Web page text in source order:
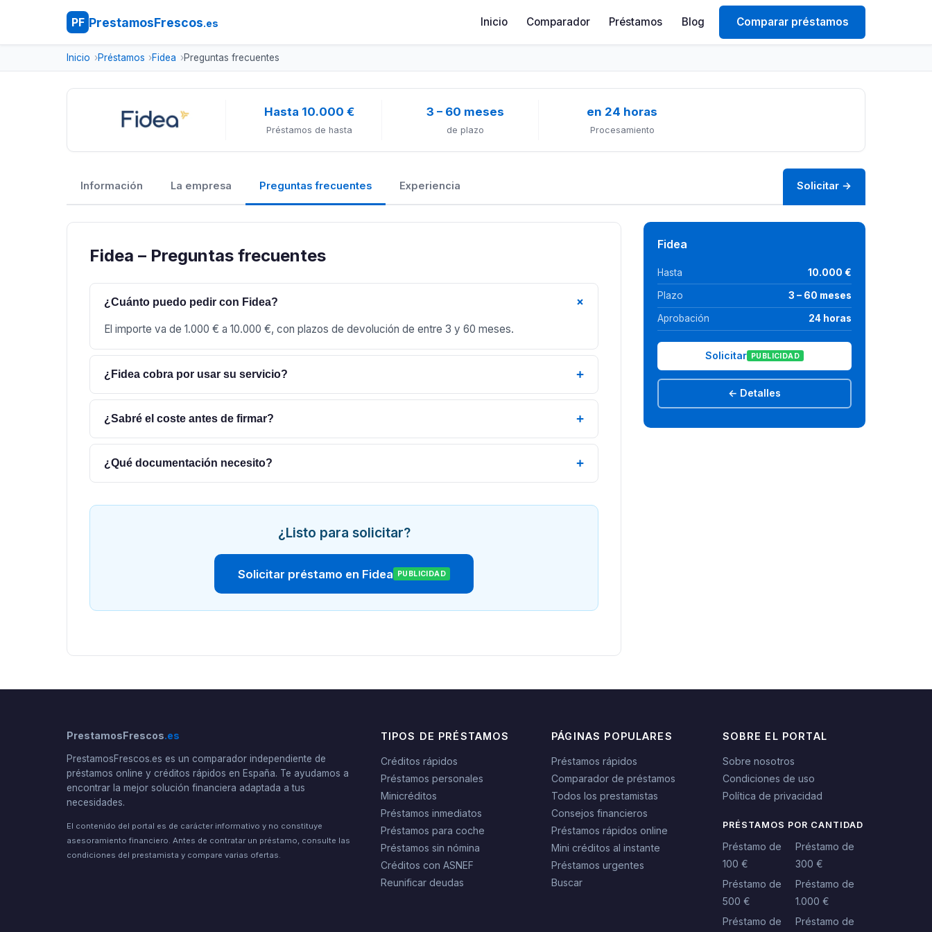
PF PrestamosFrescos.es Inicio Comparador Préstamos Blog Comparar préstamos
Inicio Préstamos Fidea Preguntas frecuentes
Hasta 10.000 €
Préstamos de hasta
3 – 60 meses
de plazo
en 24 horas
Procesamiento
Información La empresa Preguntas frecuentes Experiencia Solicitar →
Fidea – Preguntas frecuentes
¿Cuánto puedo pedir con Fidea? +
El importe va de 1.000 € a 10.000 €, con plazos de devolución de entre 3 y 60 meses.
¿Fidea cobra por usar su servicio? +
¿Sabré el coste antes de firmar? +
¿Qué documentación necesito? +
¿Listo para solicitar?
Solicitar préstamo en Fidea PUBLICIDAD
Fidea
Hasta 10.000 €
Plazo 3 – 60 meses
Aprobación 24 horas
Solicitar PUBLICIDAD
← Detalles
PrestamosFrescos.es
PrestamosFrescos.es es un comparador independiente de
préstamos online y créditos rápidos en España. Te ayudamos a
encontrar la mejor solución financiera adaptada a tus
necesidades.
El contenido del portal es de carácter informativo y no constituye
asesoramiento financiero. Antes de contratar un préstamo, consulte las
condiciones del prestamista y compare varias ofertas.
TIPOS DE PRÉSTAMOS
Créditos rápidos
Préstamos personales
Minicréditos
Préstamos inmediatos
Préstamos para coche
Préstamos sin nómina
Créditos con ASNEF
Reunificar deudas
PÁGINAS POPULARES
Préstamos rápidos
Comparador de préstamos
Todos los prestamistas
Consejos financieros
Préstamos rápidos online
Mini créditos al instante
Préstamos urgentes
Buscar
SOBRE EL PORTAL
Sobre nosotros
Condiciones de uso
Política de privacidad
PRÉSTAMOS POR CANTIDAD
Préstamo de
100 €
Préstamo de
300 €
Préstamo de
500 €
Préstamo de
1.000 €
Préstamo de
Préstamo de